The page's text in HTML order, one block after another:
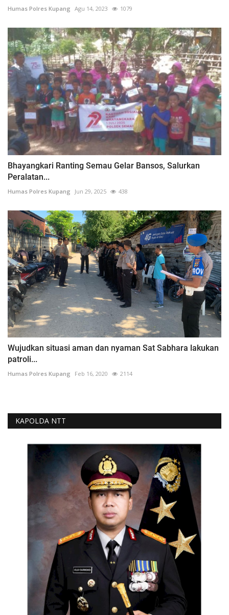
Humas Polres Kupang Agu 14, 2023 1079
Bhayangkari Ranting Semau Gelar Bansos, Salurkan
Peralatan...
Humas Polres Kupang Jun 29, 2025 438
Wujudkan situasi aman dan nyaman Sat Sabhara lakukan
patroli...
Humas Polres Kupang Feb 16, 2020 2114
KAPOLDA NTT